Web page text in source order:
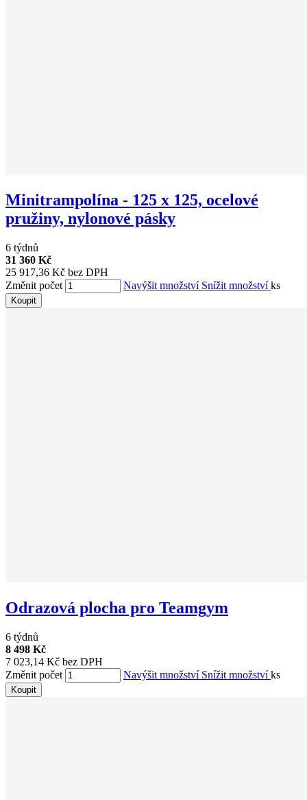
Minitrampolína - 125 x 125, ocelové
pružiny, nylonové pásky
6 týdnů
31 360 Kč
25 917,36 Kč bez DPH
Změnit počet
Navýšit množství Snížit množstvíks
Koupit
Odrazová plocha pro Teamgym
6 týdnů
8 498 Kč
7 023,14 Kč bez DPH
Změnit počet
Navýšit množství Snížit množstvíks
Koupit